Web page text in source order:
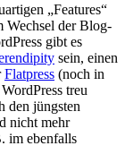
„Features“
Wechsel der Blog-
gibt es
sein, einen
Flatpress (noch in
treu
den jüngsten
nicht mehr
im ebenfalls